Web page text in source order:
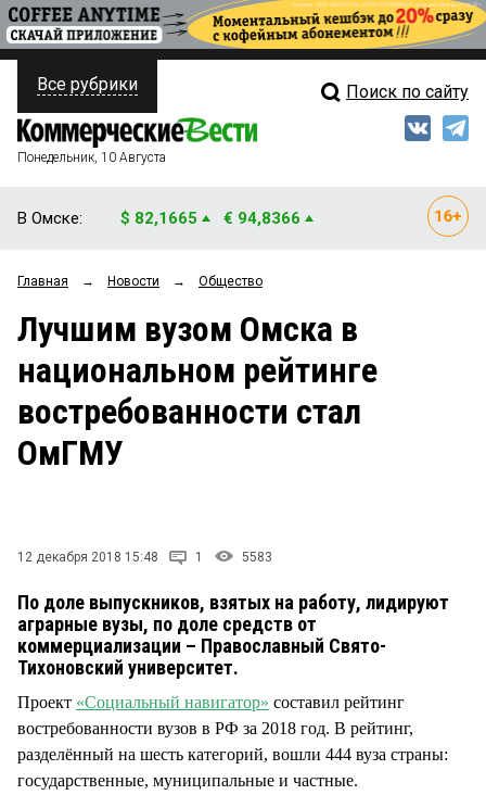
ПОЛИТИКА
ФИНАНСЫ
ОБЩЕСТВО
ЗАКОН
НОВОСТИ КОМПАНИЙ
ПРОИСШЕСТВИЯ
Свежий выпуск
Рейтинги
Блоги
Архив
Все рубрики Поиск по сайту
Понедельник, 10 Августа
В Омске: $ 82,1665 € 94,8366
Главная → Новости → Общество
Лучшим вузом Омска в
национальном рейтинге
востребованности стал
ОмГМУ
12 декабря 2018 15:48 1 5583
По доле выпускников, взятых на работу, лидируют
аграрные вузы, по доле средств от
коммерциализации – Православный Свято-
Тихоновский университет.
Проект «Социальный навигатор» составил рейтинг
востребованности вузов в РФ за 2018 год. В рейтинг,
разделённый на шесть категорий, вошли 444 вуза страны:
государственные, муниципальные и частные.